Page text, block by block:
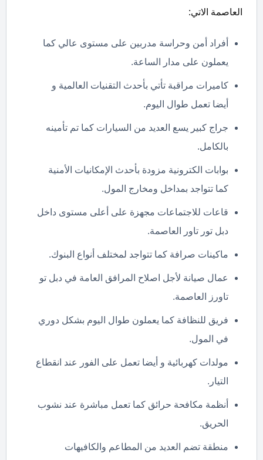
العاصمة الاتي:
أفراد أمن وحراسة مدربين على مستوى عالي كما
يعملون على مدار الساعة.
كاميرات مراقبة تأتي بأحدث التقنيات العالمية و
أيضا تعمل طوال اليوم.
جراج كبير يسع العديد من السيارات كما تم تأمينه
بالكامل.
بوابات الكترونية مزودة بأحدث الإمكانيات الأمنية
كما تتواجد بمداخل ومخارج المول.
قاعات للاجتماعات مجهزة على أعلى مستوى داخل
دبل تور تاور العاصمة.
ماكينات صرافة كما تتواجد لمختلف أنواع البنوك.
عمال صيانة لأجل اصلاح المرافق العامة في دبل تو
تاورز العاصمة.
فريق للنظافة كما يعملون طوال اليوم بشكل دوري
في المول.
مولدات كهربائية و أيضا تعمل على الفور عند انقطاع
التيار.
أنظمة مكافحة حرائق كما تعمل مباشرة عند نشوب
الحريق.
منطقة تضم العديد من المطاعم والكافيهات